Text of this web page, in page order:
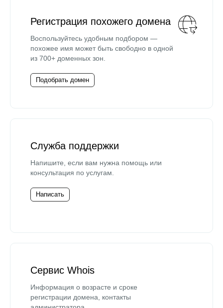
Регистрация похожего домена
Воспользуйтесь удобным подбором —
похожее имя может быть свободно в одной
из 700+ доменных зон.
Подобрать домен
Служба поддержки
Напишите, если вам нужна помощь или
консультация по услугам.
Написать
Сервис Whois
Информация о возрасте и сроке
регистрации домена, контакты